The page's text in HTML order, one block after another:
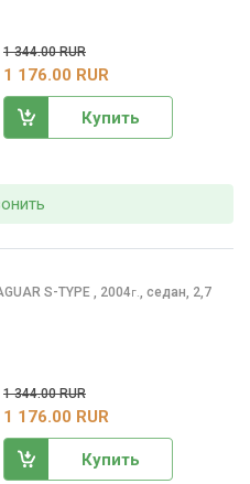
1 344.00 RUR
1 176.00 RUR
Купить
S-TYPE , 2004г., седан, 2,7
1 344.00 RUR
1 176.00 RUR
Купить